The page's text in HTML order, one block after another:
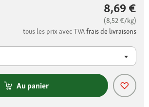
8,69 €
(8,52 €/kg)
tous les prix avec TVAfrais de livraisons
Au panier